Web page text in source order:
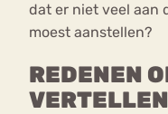
dat er niet veel aan
moest aanstellen?
REDENEN
VERTELLEN